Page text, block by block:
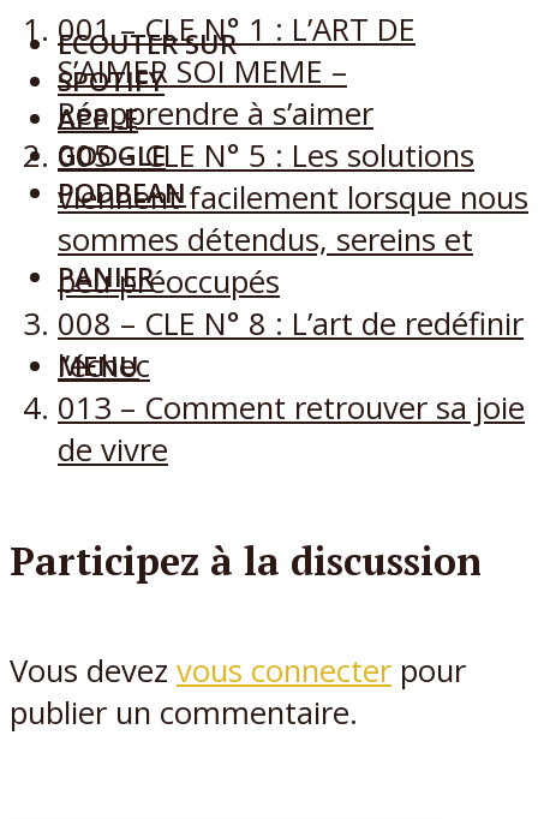
ECOUTER SUR
SPOTIFY
APPLE
GOOGLE
PODBEAN
PANIER
MENU
001 – CLE N° 1 : L’ART DE
S’AIMER SOI MEME –
Réapprendre à s’aimer
005 – CLE N° 5 : Les solutions
viennent facilement lorsque nous
sommes détendus, sereins et
peu préoccupés
008 – CLE N° 8 : L’art de redéfinir
l’échec
013 – Comment retrouver sa joie
de vivre
Participez à la discussion
Vous devez vous connecter pour
publier un commentaire.